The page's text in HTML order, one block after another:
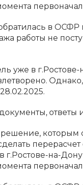
в
работы не
уже в
ответы
решение,
на-